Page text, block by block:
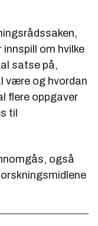
om hvilke
satse på,
være og hvordan
flere oppgaver
til
også